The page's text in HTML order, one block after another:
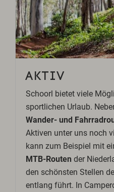
AKTIV
Schoorl bietet viele
sportlichen Urlaub.
Wander- und
Aktiven unter uns noch
kann zum Beispiel mit
MTB-Routen der
den schönsten Stellen
entlang führt. In